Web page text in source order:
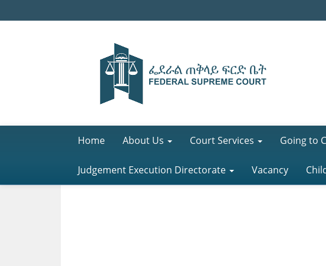
Home About Us Court Services Going to
Judgement Execution Directorate Vacancy